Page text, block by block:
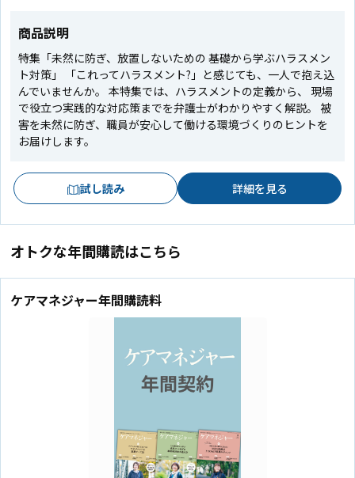
商品説明
特集「未然に防ぎ、放置しないための 基礎から学ぶハラスメン
ト対策」 「これってハラスメント?」と感じても、一人で抱え込
んでいませんか。 本特集では、ハラスメントの定義から、 現場
で役立つ実践的な対応策までを弁護士がわかりやすく解説。 被
害を未然に防ぎ、職員が安心して働ける環境づくりのヒントを
お届けします。
試し読み 詳細を見る
オトクな年間購読はこちら
ケアマネジャー年間購読料